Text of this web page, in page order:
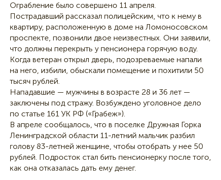
Ограбление было совершено 11 апреля.
Пострадавший рассказал полицейским, что к нему в
квартиру, расположенную в доме на Ломоносовском
проспекте, позвонили двое неизвестных. Они заявили,
что должны перекрыть у пенсионера горячую воду.
Когда ветеран открыл дверь, подозреваемые напали
на него, избили, обыскали помещение и похитили 50
тысяч рублей.
Нападавшие — мужчины в возрасте 28 и 36 лет —
заключены под стражу. Возбуждено уголовное дело
по статье 161 УК РФ («Грабеж»).
В апреле сообщалось, что в поселке Дружная Горка
Ленинградской области 11-летний мальчик разбил
голову 83-летней женщине, чтобы отобрать у нее 50
рублей. Подросток стал бить пенсионерку после того,
как она отказалась дать ему денег.